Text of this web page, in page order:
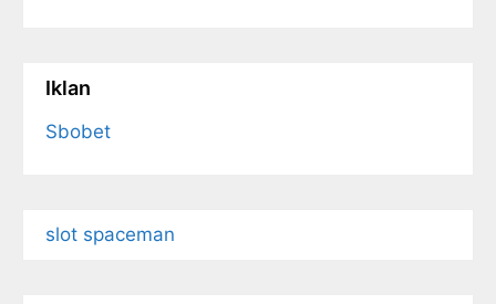
Iklan
Sbobet
slot spaceman